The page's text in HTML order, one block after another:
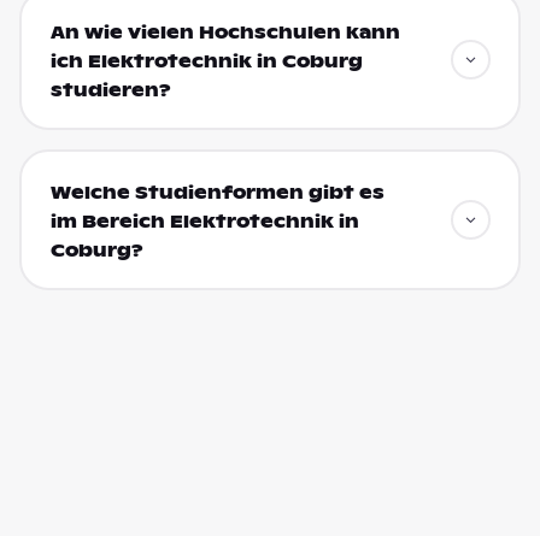
An wie vielen Hochschulen kann
ich Elektrotechnik in Coburg
studieren?
Welche Studienformen gibt es
im Bereich Elektrotechnik in
Coburg?